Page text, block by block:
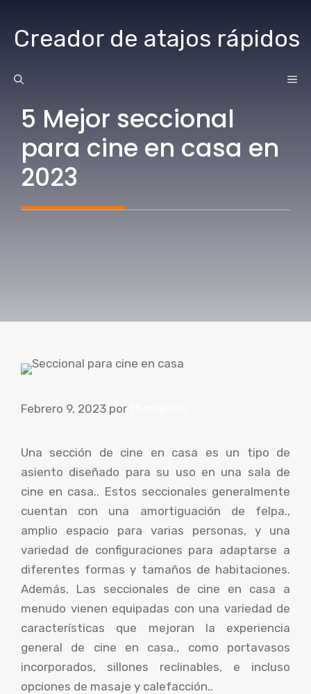
contenido
Creador de atajos rápidos
5 Mejor seccional
para cine en casa en
2023
Febrero 9, 2023 por
Una sección de cine en casa es un tipo de
asiento diseñado para su uso en una sala de
cine en casa.. Estos seccionales generalmente
cuentan con una amortiguación de felpa.,
amplio espacio para varias personas, y una
variedad de configuraciones para adaptarse a
diferentes formas y tamaños de habitaciones.
Además, Las seccionales de cine en casa a
menudo vienen equipadas con una variedad de
características que mejoran la experiencia
general de cine en casa., como portavasos
incorporados, sillones reclinables, e incluso
opciones de masaje y calefacción..